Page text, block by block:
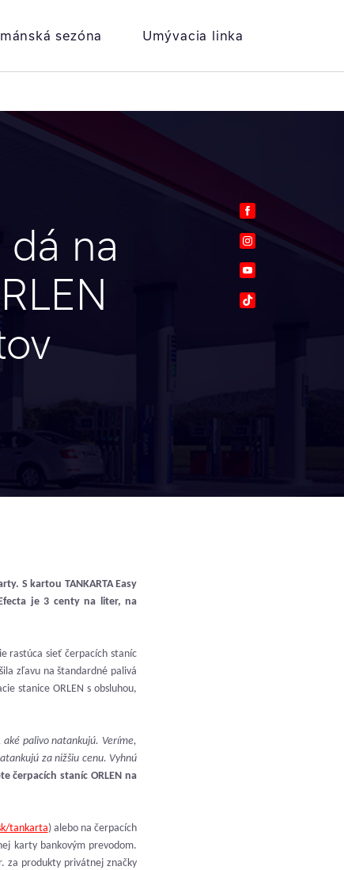
sezóna Umývacia linka
dá na
Facebook
Instagram
Youtube
TikTok
S kartou TANKARTA Easy
je 3 centy na liter, na
rastúca sieť čerpacích staníc
zľavu na štandardné palivá
stanice ORLEN s obsluhou,
aké palivo natankujú. Veríme,
za nižšiu cenu. Vyhnú
čerpacích staníc ORLEN na
tankarta) alebo na čerpacích
karty bankovým prevodom.
za produkty privátnej značky